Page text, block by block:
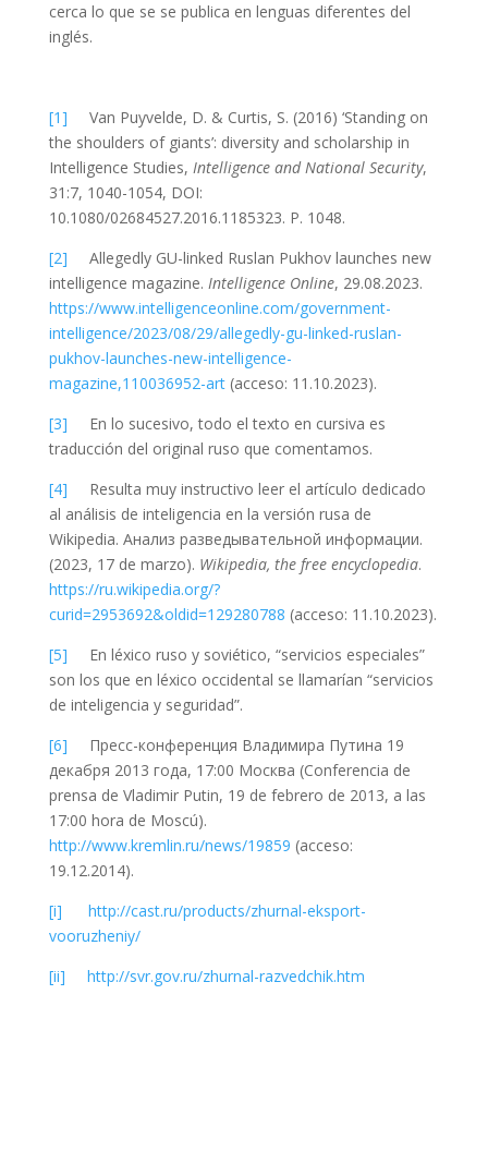
cerca lo que se se publica en lenguas diferentes del
inglés.
[1] Van Puyvelde, D. & Curtis, S. (2016) ‘Standing on
the shoulders of giants’: diversity and scholarship in
Intelligence Studies, Intelligence and National Security,
31:7, 1040-1054, DOI:
10.1080/02684527.2016.1185323. P. 1048.
[2] Allegedly GU-linked Ruslan Pukhov launches new
intelligence magazine. Intelligence Online, 29.08.2023.
https://www.intelligenceonline.com/government-
intelligence/2023/08/29/allegedly-gu-linked-ruslan-
pukhov-launches-new-intelligence-
magazine,110036952-art(acceso: 11.10.2023).
[3] En lo sucesivo, todo el texto en cursiva es
traducción del original ruso que comentamos.
[4] Resulta muy instructivo leer el artículo dedicado
al análisis de inteligencia en la versión rusa de
Wikipedia. Анализ разведывательной информации.
(2023, 17 de marzo). Wikipedia, the free encyclopedia.
https://ru.wikipedia.org/?
curid=2953692&oldid=129280788 (acceso: 11.10.2023).
[5] En léxico ruso y soviético, “servicios especiales”
son los que en léxico occidental se llamarían “servicios
de inteligencia y seguridad”.
[6] Пресс-конференция Владимира Путина 19
декабря 2013 года, 17:00 Москва (Conferencia de
prensa de Vladimir Putin, 19 de febrero de 2013, a las
17:00 hora de Moscú).
http://www.kremlin.ru/news/19859 (acceso:
19.12.2014).
[i] http://cast.ru/products/zhurnal-eksport-
vooruzheniy/
[ii] http://svr.gov.ru/zhurnal-razvedchik.htm